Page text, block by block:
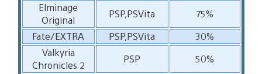
Elminage
Original
PSP,PSVita
75%
Fate/EXTRA
PSP,PSVita
30%
Valkyria
Chronicles 2
PSP
50%